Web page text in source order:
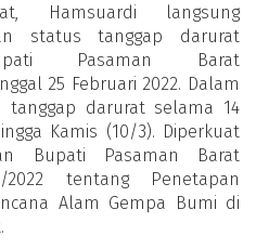
Hamsuardi langsung
status tanggap darurat
Pasaman Barat
25 Februari 2022. Dalam
darurat selama 14
Kamis (10/3). Diperkuat
Bupati Pasaman Barat
2022 tentang Penetapan
Alam Gempa Bumi di